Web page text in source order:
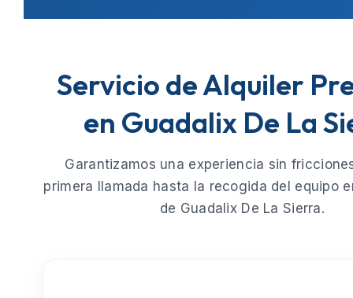
Servicio de Alquiler
en Guadalix De La
Garantizamos una experiencia sin
primera llamada hasta la recogida del equipo
de Guadalix De La Sierra.